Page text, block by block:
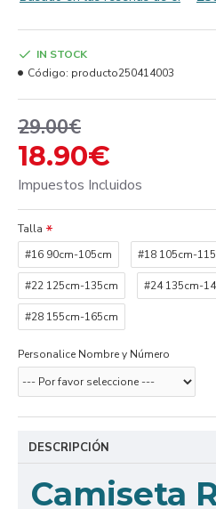
18.90€
29.00€
Impuestos Incluidos
IN STOCK
Código: producto250414003
Talla
#16 90cm-105cm
#18 105cm-
#22 125cm-135cm #24 135cm-
#28 155cm-165cm
Personalice Nombre y Número
DESCRIPCIÓN
Camiseta